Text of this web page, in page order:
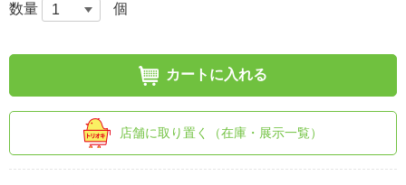
数量 個
カートに入れる
店舗に取り置く（在庫・展示一覧）